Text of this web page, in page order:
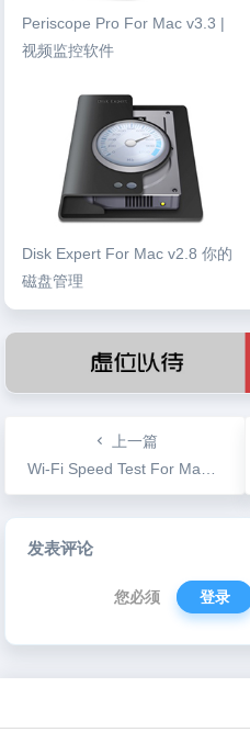
Periscope Pro For Mac v3.3 |
视频监控软件
Disk Expert For Mac v2.8 你的
磁盘管理
上一篇
Wi-Fi Speed Test For Mac V2.1.1 无线网络环境测试工具
发表评论
您必须 登录